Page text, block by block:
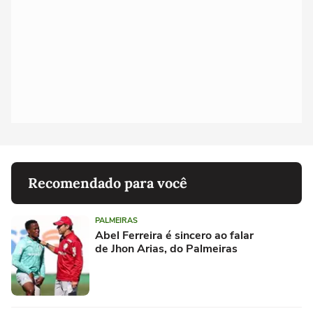
Recomendado para você
PALMEIRAS
Abel Ferreira é sincero ao falar
de Jhon Arias, do Palmeiras